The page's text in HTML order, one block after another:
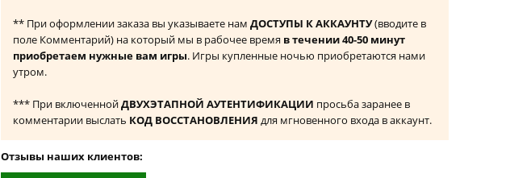
** При оформлении заказа вы указываете нам ДОСТУПЫ К АККАУНТУ(вводите в
поле Комментарий) на который мы в рабочее время в течении 40-50 минут
приобретаем нужные вам игры. Игры купленные ночью приобретаются нами
утром.
*** При включеннойДВУХЭТАПНОЙ АУТЕНТИФИКАЦИИ просьба заранее в
комментарии выслать КОД ВОССТАНОВЛЕНИЯ для мгновенного входа в аккаунт.
Отзывы наших клиентов: